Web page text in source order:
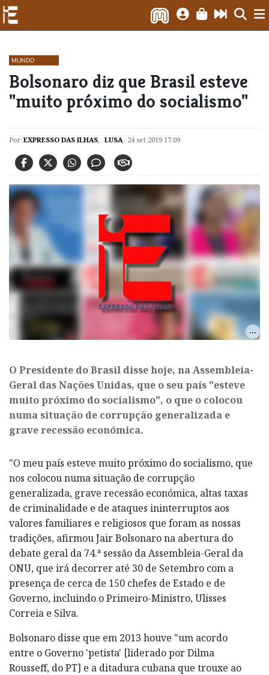
MUNDO
Bolsonaro diz que Brasil esteve
"muito próximo do socialismo"
Por EXPRESSO DAS ILHAS, LUSA, 24 set 2019 17:09
​O Presidente do Brasil disse hoje, na Assembleia-
Geral das Nações Unidas, que o seu país "esteve
muito próximo do socialismo", o que o colocou
numa situação de corrupção generalizada e
grave recessão económica.
"O meu país esteve muito próximo do socialismo, que
nos colocou numa situação de corrupção
generalizada, grave recessão económica, altas taxas
de criminalidade e de ataques ininterruptos aos
valores familiares e religiosos que foram as nossas
tradições, afirmou Jair Bolsonaro na abertura do
debate geral da 74.ª sessão da Assembleia-Geral da
ONU, que irá decorrer até 30 de Setembro com a
presença de cerca de 150 chefes de Estado e de
Governo, incluindo o Primeiro-Ministro, Ulisses
Correia e Silva.
Bolsonaro disse que em 2013 houve "um acordo
entre o Governo 'petista' [liderado por Dilma
Rousseff, do PT] e a ditadura cubana que trouxe ao